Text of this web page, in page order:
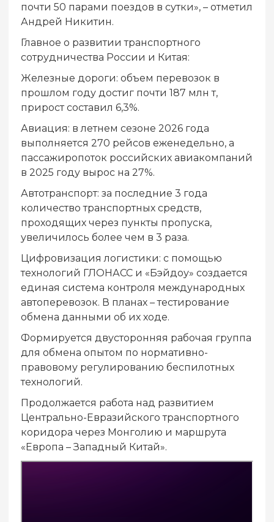
почти 50 парами поездов в сутки», – отметил
Андрей Никитин.
Главное о развитии транспортного
сотрудничества России и Китая:
Железные дороги: объем перевозок в
прошлом году достиг почти 187 млн т,
прирост составил 6,3%.
Авиация: в летнем сезоне 2026 года
выполняется 270 рейсов еженедельно, а
пассажиропоток российских авиакомпаний
в 2025 году вырос на 27%.
Автотранспорт: за последние 3 года
количество транспортных средств,
проходящих через пункты пропуска,
увеличилось более чем в 3 раза.
Цифровизация логистики: с помощью
технологий ГЛОНАСС и «Бэйдоу» создается
единая система контроля международных
автоперевозок. В планах – тестирование
обмена данными об их ходе.
Формируется двусторонняя рабочая группа
для обмена опытом по нормативно-
правовому регулированию беспилотных
технологий.
Продолжается работа над развитием
Центрально-Евразийского транспортного
коридора через Монголию и маршрута
«Европа – Западный Китай».